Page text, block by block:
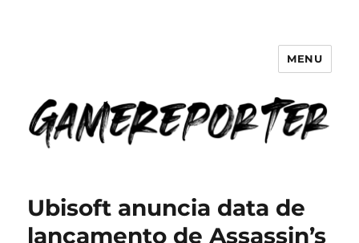
GameReporter | Cultura Gamer
MENU
Ubisoft anuncia data de
lançamento de Assassin’s